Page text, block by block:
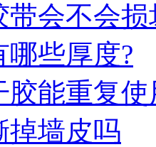
带会不会
些厚度?
胶能重复
掉墙皮吗